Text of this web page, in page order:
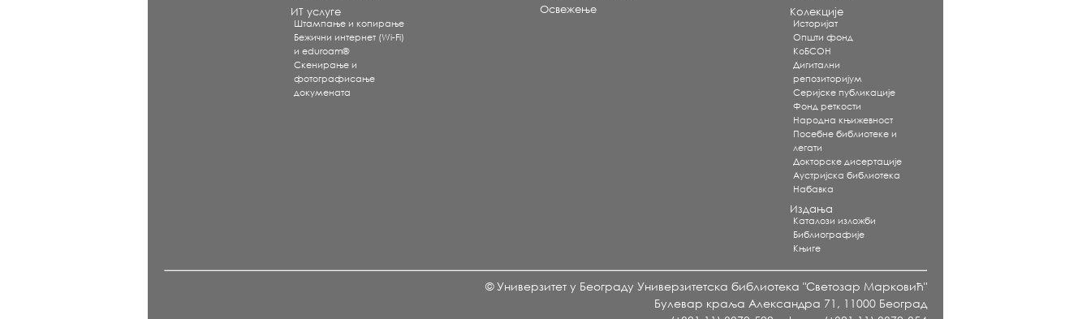
ИТ услуге
Штампање и копирање
Бежични интернет (Wi-Fi)
и eduroam®
Скенирање и
фотографисање
докумената
Освежење
Колекције
Историјат
Општи фонд
КоБСОН
Дигитални
репозиторијум
Серијске публикације
Фонд реткости
Народна књижевност
Посебне библиотеке и
легати
Докторске дисертације
Аустријска библиотека
Набавка
Издања
Каталози изложби
Библиографије
Књиге
© Универзитет у Београду Универзитетска библиотека "Светозар Марковић"
Булевар краља Александра 71, 11000 Београд